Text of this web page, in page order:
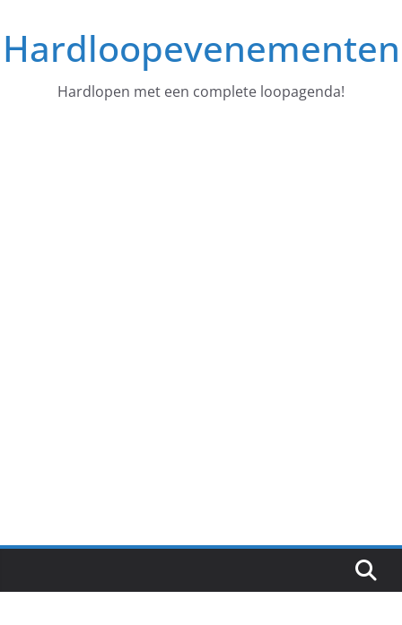
naar
deHardloopevenementen
Hardlopen met een complete loopagenda!